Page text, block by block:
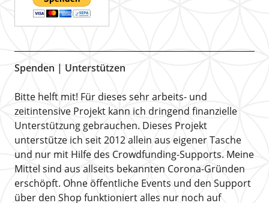
Spenden | Unterstützen
Bitte helft mit! Für dieses sehr arbeits- und
zeitintensive Projekt kann ich dringend finanzielle
Unterstützung gebrauchen. Dieses Projekt
unterstütze ich seit 2012 allein aus eigener Tasche
und nur mit Hilfe des Crowdfunding-Supports. Meine
Mittel sind aus allseits bekannten Corona-Gründen
erschöpft. Ohne öffentliche Events und den Support
über den Shop funktioniert alles nur noch auf